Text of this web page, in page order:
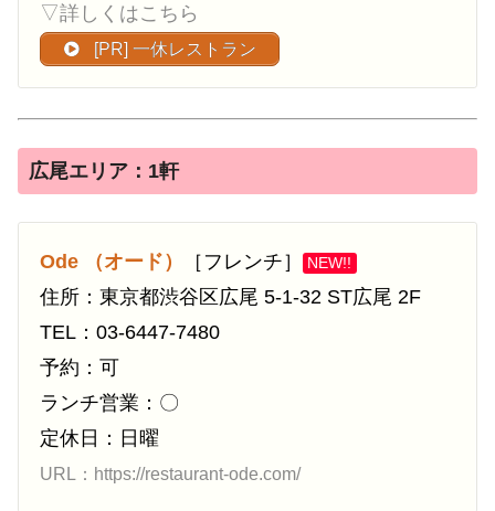
▽詳しくはこちら
[PR] 一休レストラン
広尾エリア：1軒
Ode （オード） ［フレンチ］ NEW!!
住所：東京都渋谷区広尾 5-1-32 ST広尾 2F
TEL：03-6447-7480
予約：可
ランチ営業：〇
定休日：日曜
URL：https://restaurant-ode.com/